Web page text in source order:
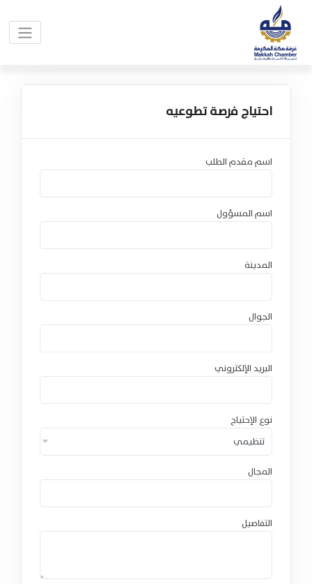
احتياج فرصة تطوعيه
اسم مقدم الطلب
اسم المسؤول
المدينة
الجوال
البريد الإلكتروني
نوع الإحتياج
المجال
التفاصيل